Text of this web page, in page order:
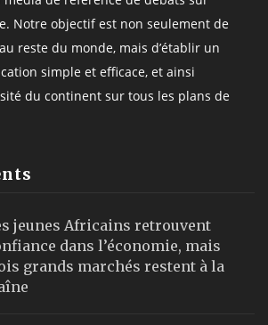
Notre objectif est non seulement de
reste du monde, mais d’établir un
simple et efficace, et ainsi
du continent sur tous les plans de
jeunes Africains retrouvent
dans l’économie, mais
grands marchés restent à la